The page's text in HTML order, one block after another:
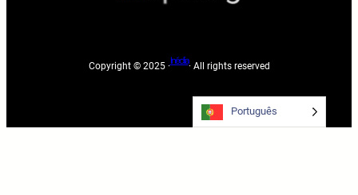
Copyright © 2025 ·Inédia· All rights reserved
Português